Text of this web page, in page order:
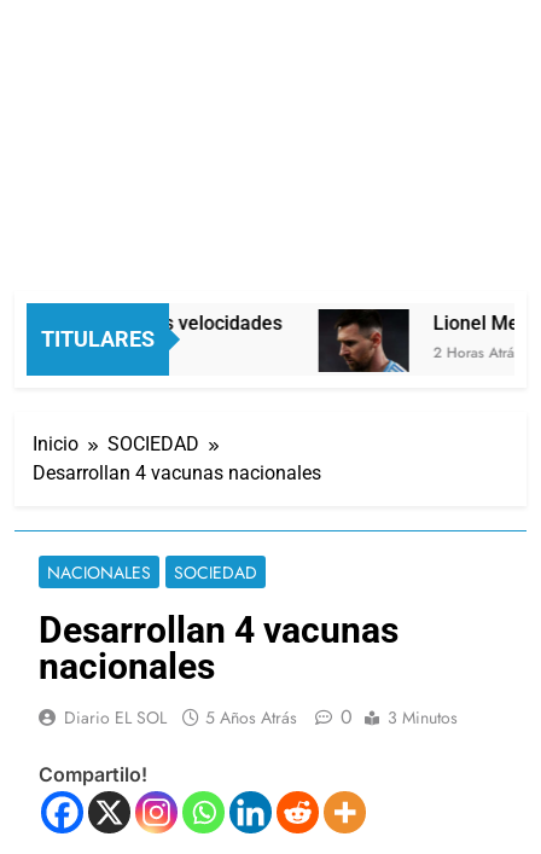
TITULARES
Economía en dos velocidades
1 Hora Atrás
Lionel
2 Horas Atrás
Inicio
SOCIEDAD
Desarrollan 4 vacunas nacionales
NACIONALES SOCIEDAD
Desarrollan 4 vacunas
nacionales
Diario EL SOL 5 Años Atrás 0 3 Minutos
Compartilo!